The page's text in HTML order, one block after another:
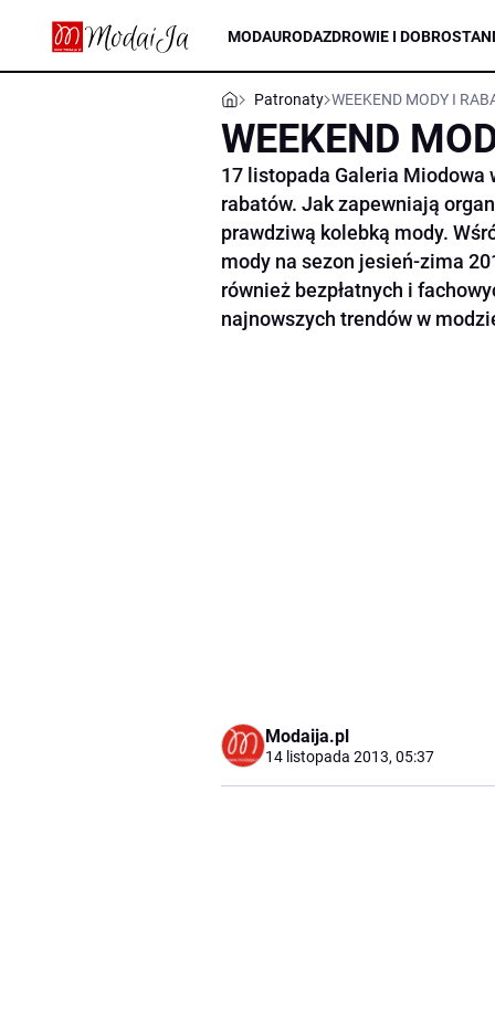
MODAURODAZDROWIE I DOBROSTAN
Patronaty WEEKEND MODY I
WEEKEND
17 listopada Galeria Miodowa
rabatów. Jak zapewniają
prawdziwą kolebką mody.
mody na sezon jesień-zima
również bezpłatnych i
najnowszych trendów w
Modaija.pl
14 listopada 2013, 05:37